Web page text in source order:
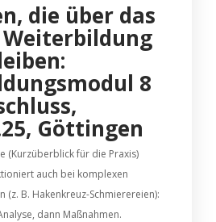
die über das
Weiterbildung
8
Göttingen
(Kurzüberblick für die Praxis)
auch bei komplexen
(z. B. Hakenkreuz-Schmierereien):
dann Maßnahmen.